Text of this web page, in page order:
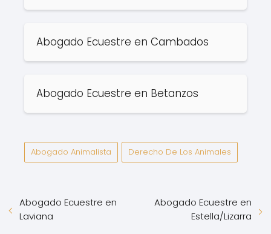
Abogado Ecuestre en Cambados
Abogado Ecuestre en Betanzos
Abogado Animalista Derecho De Los Animales
Abogado Ecuestre en
Laviana
Abogado Ecuestre en
Estella/Lizarra